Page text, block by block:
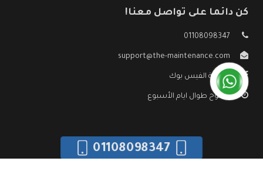
كن دائما على تواصل معنا!
01108098347
support@the-maintenance.com
صفحة الفيس بوك
مفتوح طوال ايام الأسبوع
01108098347